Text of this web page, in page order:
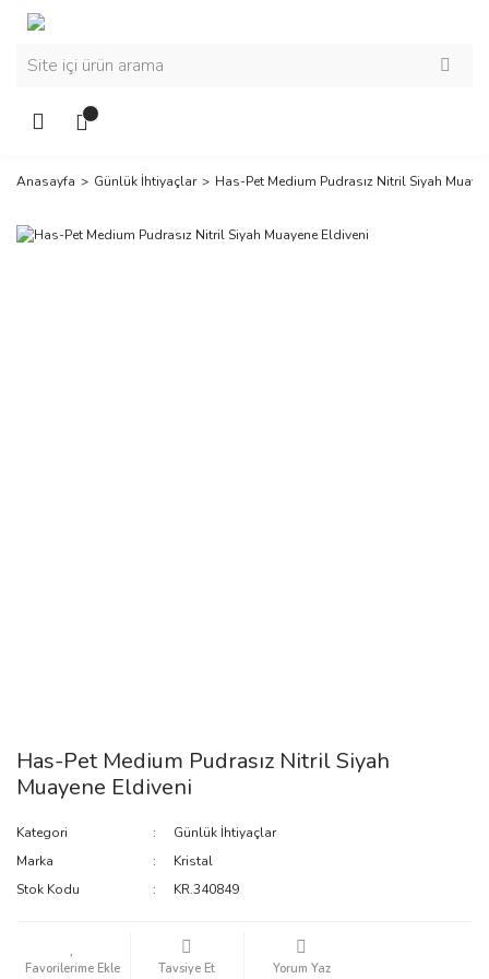
Anasayfa Günlük İhtiyaçlar Has-Pet Medium Pudrasız Nitril Siyah
Has-Pet Medium Pudrasız Nitril Siyah
Muayene Eldiveni
Kategori
Günlük İhtiyaçlar
Marka
Kristal
Stok Kodu
KR.340849
Tavsiye Et Yorum Yaz